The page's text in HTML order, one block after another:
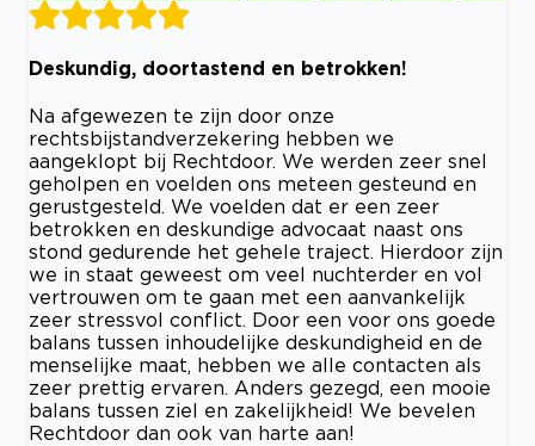
Deskundig, doortastend en betrokken!
Na afgewezen te zijn door onze
rechtsbijstandverzekering hebben we
aangeklopt bij Rechtdoor. We werden zeer snel
geholpen en voelden ons meteen gesteund en
gerustgesteld. We voelden dat er een zeer
betrokken en deskundige advocaat naast ons
stond gedurende het gehele traject. Hierdoor zijn
we in staat geweest om veel nuchterder en vol
vertrouwen om te gaan met een aanvankelijk
zeer stressvol conflict. Door een voor ons goede
balans tussen inhoudelijke deskundigheid en de
menselijke maat, hebben we alle contacten als
zeer prettig ervaren. Anders gezegd, een mooie
balans tussen ziel en zakelijkheid! We bevelen
Rechtdoor dan ook van harte aan!